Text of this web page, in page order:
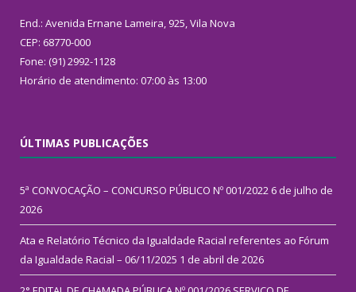
End.: Avenida Ernane Lameira, 925, Vila Nova
CEP: 68770-000
Fone: (91) 2992-1128
Horário de atendimento: 07:00 às 13:00
ÚLTIMAS PUBLICAÇÕES
5ª CONVOCAÇÃO – CONCURSO PÚBLICO Nº 001/2022 6 de julho de
2026
Ata e Relatório Técnico da Igualdade Racial referentes ao Fórum
da Igualdade Racial – 06/11/2025 1 de abril de 2026